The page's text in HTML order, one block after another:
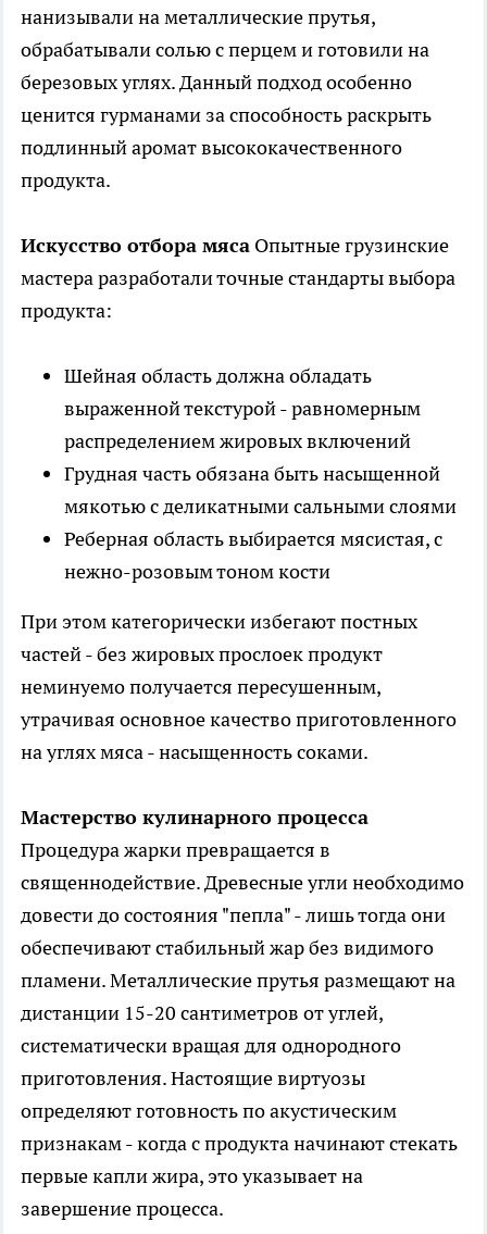
нанизывали на металлические прутья,
обрабатывали солью с перцем и готовили на
березовых углях. Данный подход особенно
ценится гурманами за способность раскрыть
подлинный аромат высококачественного
продукта.
Искусство отбора мяса Опытные грузинские
мастера разработали точные стандарты выбора
продукта:
Шейная область должна обладать
выраженной текстурой - равномерным
распределением жировых включений
Грудная часть обязана быть насыщенной
мякотью с деликатными сальными слоями
Реберная область выбирается мясистая, с
нежно-розовым тоном кости
При этом категорически избегают постных
частей - без жировых прослоек продукт
неминуемо получается пересушенным,
утрачивая основное качество приготовленного
на углях мяса - насыщенность соками.
Мастерство кулинарного процесса
Процедура жарки превращается в
священнодействие. Древесные угли необходимо
довести до состояния "пепла" - лишь тогда они
обеспечивают стабильный жар без видимого
пламени. Металлические прутья размещают на
дистанции 15-20 сантиметров от углей,
систематически вращая для однородного
приготовления. Настоящие виртуозы
определяют готовность по акустическим
признакам - когда с продукта начинают стекать
первые капли жира, это указывает на
завершение процесса.